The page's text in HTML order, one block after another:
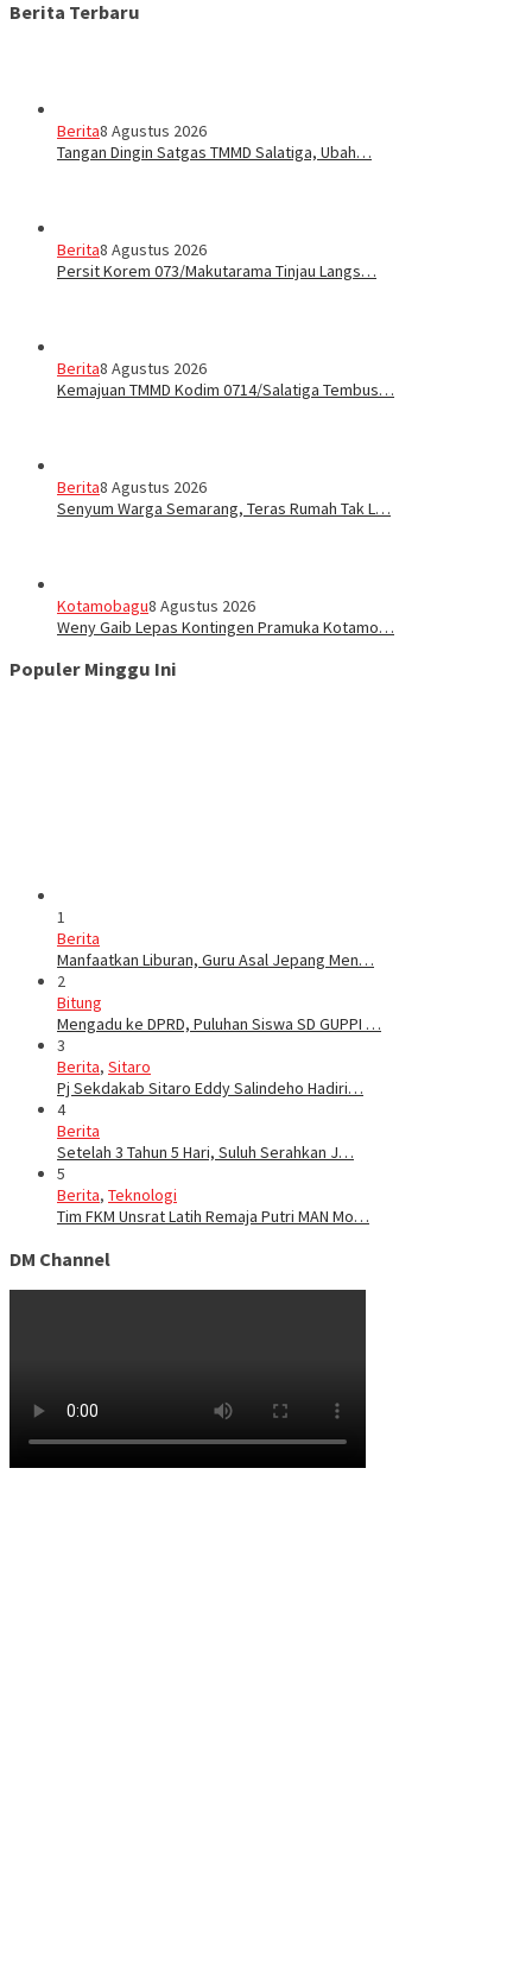
Berita Terbaru
Berita8 Agustus 2026
Tangan Dingin Satgas TMMD Salatiga, Ubah…
Berita8 Agustus 2026
Persit Korem 073/Makutarama Tinjau Langs…
Berita8 Agustus 2026
Kemajuan TMMD Kodim 0714/Salatiga Tembus…
Berita8 Agustus 2026
Senyum Warga Semarang, Teras Rumah Tak L…
Kotamobagu8 Agustus 2026
Weny Gaib Lepas Kontingen Pramuka Kotamo…
Populer Minggu Ini
1
Berita
Manfaatkan Liburan, Guru Asal Jepang Men…
2
Bitung
Mengadu ke DPRD, Puluhan Siswa SD GUPPI …
3
Berita, Sitaro
Pj Sekdakab Sitaro Eddy Salindeho Hadiri…
4
Berita
Setelah 3 Tahun 5 Hari, Suluh Serahkan J…
5
Berita, Teknologi
Tim FKM Unsrat Latih Remaja Putri MAN Mo…
DM Channel